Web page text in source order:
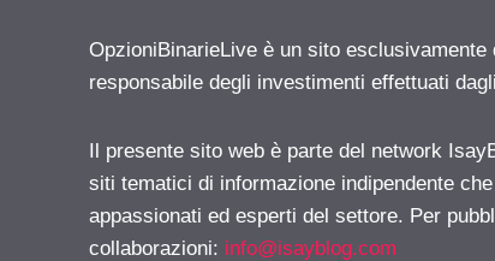
OpzioniBinarieLive è un sito
responsabile degli investimenti effettuati
Il presente sito web è parte del network
siti tematici di informazione indipendente
appassionati ed esperti del settore. Per
collaborazioni: info@isayblog.com